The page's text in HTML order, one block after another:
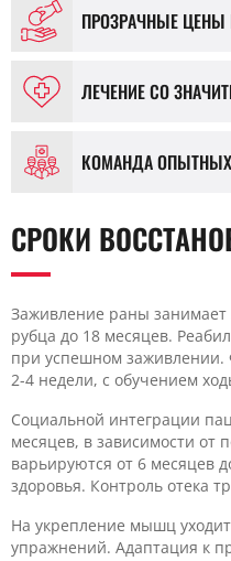
ПРОЗРАЧНЫЕ
ЛЕЧЕНИЕ СО
КОМАНДА
СРОКИ
Заживление раны
рубца до 18 месяцев.
при успешном заживлении.
2-4 недели, с обучением
Социальной интеграции
месяцев, в зависимости от
варьируются от 6 месяцев
здоровья. Контроль отека
На укрепление мышц
упражнений. Адаптация к